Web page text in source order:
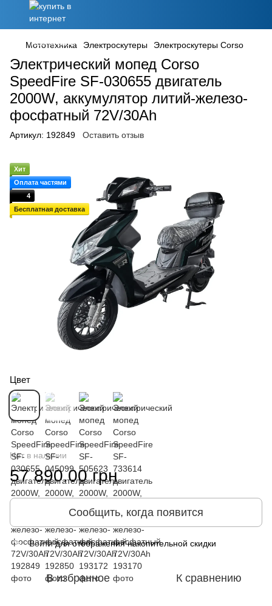
Мототехника Электроскутеры Электроскутеры Corso
Электрический мопед Corso
SpeedFire SF-030655 двигатель
2000W, аккумулятор литий-железо-
фосфатный 72V/30Ah
Артикул: 192849 Оставить отзыв
Хит
Оплата частями
4
Бесплатная доставка
Цвет
Нет в наличии
57 890.00 грн
Сообщить, когда появится
% Войтидля отображения накопительной скидки
В избранное К сравнению